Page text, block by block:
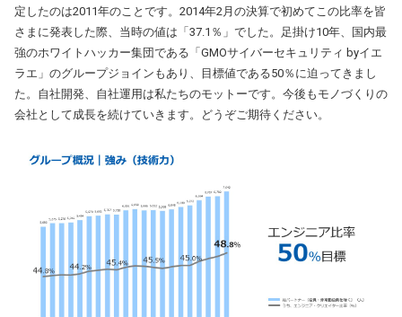
定したのは2011年のことです。2014年2月の決算で初めてこの比率を皆
さまに発表した際、当時の値は「37.1％」でした。足掛け10年、国内最
強のホワイトハッカー集団である「GMOサイバーセキュリティ byイエ
ラエ」のグループジョインもあり、目標値である50％に迫ってきまし
た。自社開発、自社運用は私たちのモットーです。今後もモノづくりの
会社として成長を続けていきます。どうぞご期待ください。